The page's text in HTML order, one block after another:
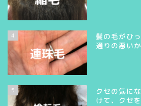
4
髪の毛がひ
通りの悪い
5
クセの気に
けて、クセ